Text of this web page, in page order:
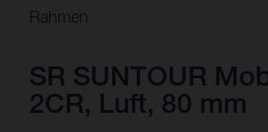
Rahmen
SR SUNTOUR
2CR, Luft, 80 mm